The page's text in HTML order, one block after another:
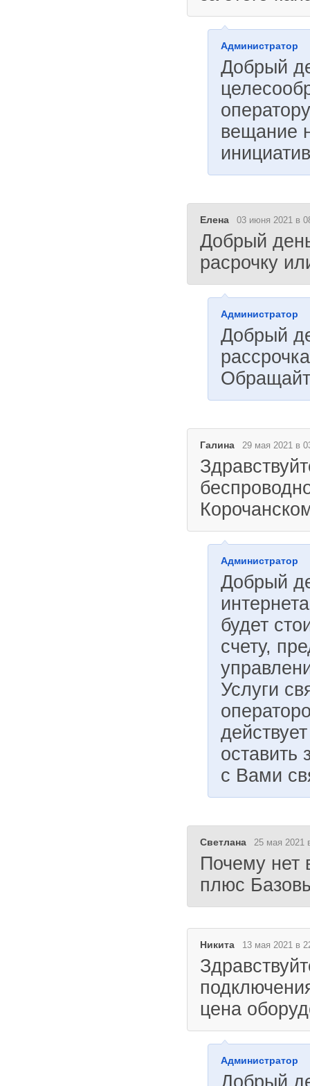
Администратор
Добрый
вещание
Елена 03 июня 2021 в
Добрый
расрочку
Администратор
Добрый
Галина 29 мая 2021 в
Администратор
Добрый
будет
счету,
Услуги
оставить
с Вами
Светлана 25 мая 2021
Почему нет
плюс
Никита 13 мая 2021 в
цена
Администратор
Добрый